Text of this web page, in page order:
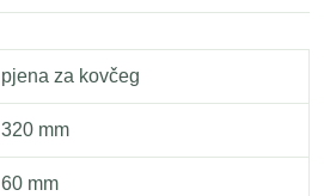
pjena za kovčeg
320 mm
60 mm